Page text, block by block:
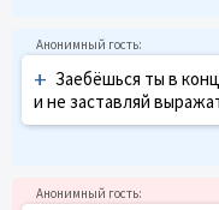
+ Заебёшься ты в
и не заставляй